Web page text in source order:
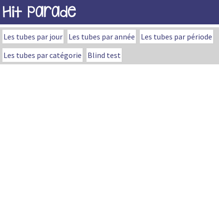
Hit Parade
Les tubes par jour Les tubes par année
Les tubes par période
Les tubes par catégorie
Blind test